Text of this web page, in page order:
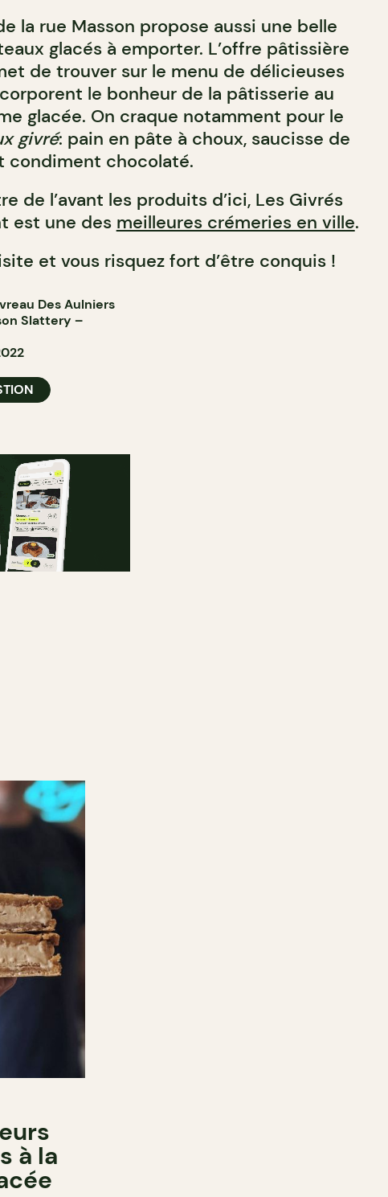
la rue Masson propose aussi une belle
glacés à emporter. L’offre pâtissière
de trouver sur le menu de délicieuses
le bonheur de la pâtisserie au
glacée. On craque notamment pour le
givré: pain en pâte à choux, saucisse de
condiment chocolaté.
de l’avant les produits d’ici, Les Givrés
est une des meilleures crémeries en ville.
et vous risquez fort d’être conquis !
Des Aulniers
Slattery –
à la